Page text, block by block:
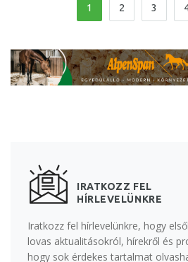
1 2 3
IRATKOZZ FEL
HÍRLEVELÜNKRE
Iratkozz fel hírlevelünkre, hogy
lovas aktualitásokról, hírekről és
hogy sok érdekes tartalmat